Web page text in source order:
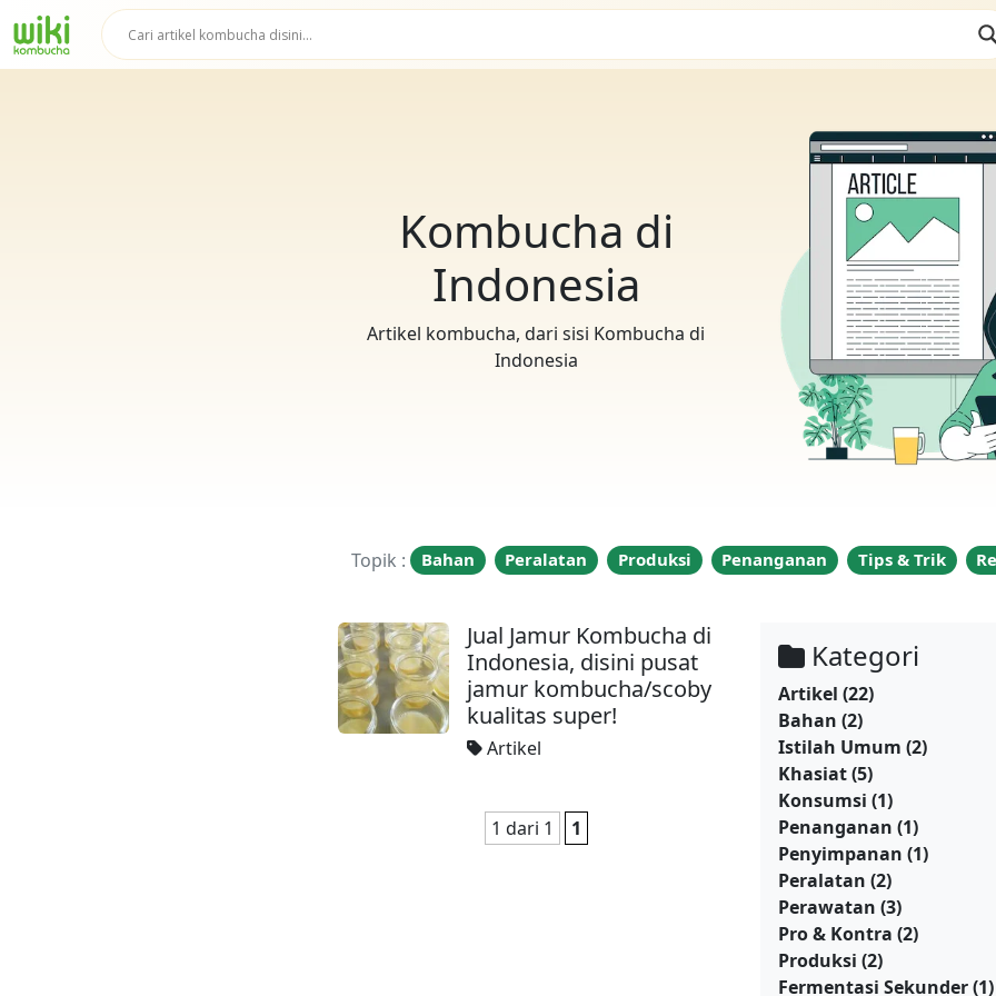
Kombucha di
Indonesia
Artikel kombucha, dari sisi Kombucha di
Indonesia
Topik : Bahan Peralatan Produksi Penanganan Tips & Trik
Jual Jamur Kombucha di
Indonesia, disini pusat
jamur kombucha/scoby
kualitas super!
Artikel
1 dari 1 1
Kategori
Artikel (22)
Bahan (2)
Istilah Umum (2)
Khasiat(5)
Konsumsi (1)
Penanganan (1)
Penyimpanan (1)
Peralatan (2)
Perawatan (3)
Pro & Kontra (2)
Produksi (2)
Fermentasi Sekunder(1)